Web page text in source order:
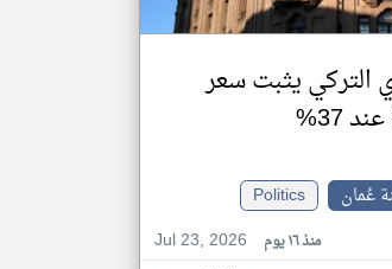
التركي يثبت سعر
37%
عُمان
Politics
Jul 23, 2026
منذ ١٦ يوم